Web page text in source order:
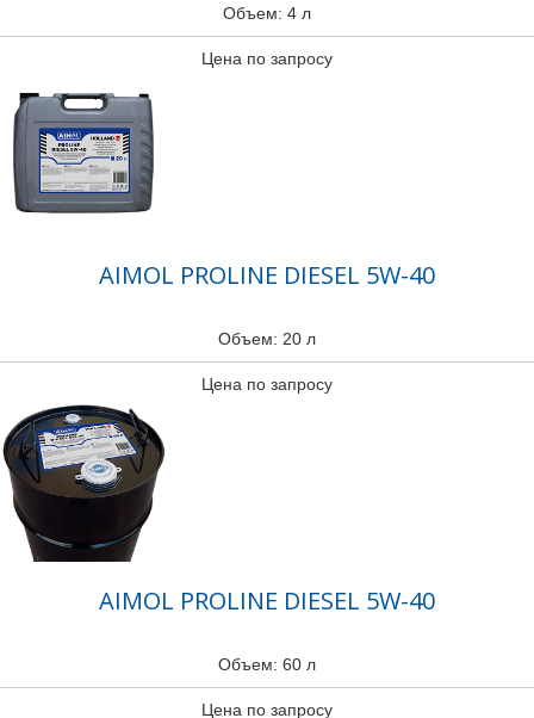
Объем: 4 л
Цена по запросу
AIMOL PROLINE DIESEL 5W-40
Объем: 20 л
Цена по запросу
AIMOL PROLINE DIESEL 5W-40
Объем: 60 л
Цена по запросу